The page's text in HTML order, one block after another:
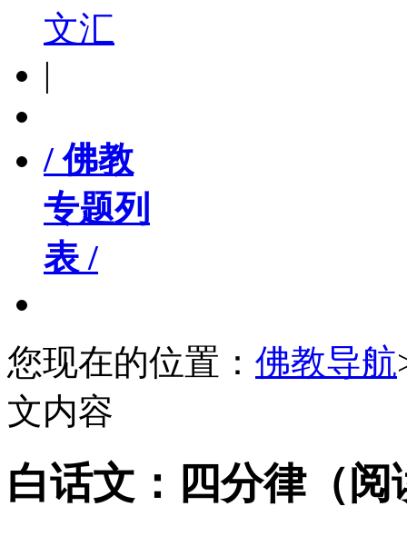
文汇
|
/ 佛教
专题列
表 /
您现在的位置： 佛教导航
文内容
白话文：四分律（阅